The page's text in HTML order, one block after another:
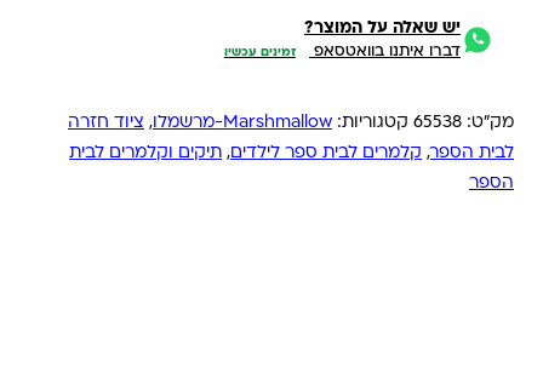
יש שאלה על המוצר?
דברו איתנו בוואטסאפ זמינים עכשיו
מק"ט: 65538 קטגוריות: Marshmallow-מרשמלו , ציוד חזרה
לבית הספר, קלמרים לבית ספר לילדים, תיקים וקלמרים לבית
הספר